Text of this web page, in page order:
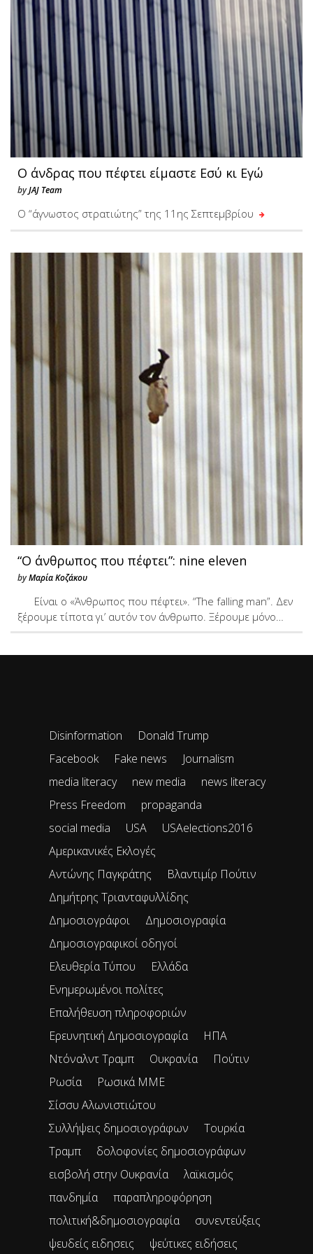
Ο άνδρας που πέφτει είμαστε Εσύ κι Εγώ
byJAJ Team
Ο “άγνωστος στρατιώτης” της 11ης Σεπτεμβρίου
“Ο άνθρωπος που πέφτει”: nine eleven
byΜαρία Κοζάκου
Είναι ο «Άνθρωπος που πέφτει». “The falling man”. Δεν
ξέρουμε τίποτα γι’ αυτόν τον άνθρωπο. Ξέρουμε μόνο…
Disinformation
Donald Trump
Facebook
Fake news
Journalism
media literacy
new media
news literacy
Press Freedom
propaganda
social media
USA
USAelections2016
Αμερικανικές Εκλογές
Αντώνης Παγκράτης
Βλαντιμίρ Πούτιν
Δημήτρης Τριανταφυλλίδης
Δημοσιογράφοι
Δημοσιογραφία
Δημοσιογραφικοί οδηγοί
Ελευθερία Τύπου
Ελλάδα
Ενημερωμένοι πολίτες
Επαλήθευση πληροφοριών
Ερευνητική Δημοσιογραφία
ΗΠΑ
Ντόναλντ Τραμπ
Ουκρανία
Πούτιν
Ρωσία
Ρωσικά ΜΜΕ
Σίσσυ Αλωνιστιώτου
Συλλήψεις δημοσιογράφων
Τουρκία
Τραμπ
δολοφονίες δημοσιογράφων
εισβολή στην Ουκρανία
λαϊκισμός
πανδημία
παραπληροφόρηση
πολιτική&δημοσιογραφία
συνεντεύξεις
ψευδείς ειδησεις
ψεύτικες ειδήσεις